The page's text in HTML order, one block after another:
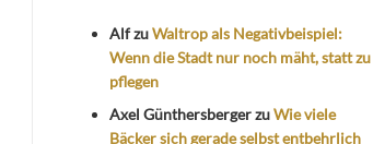
AlfzuWaltrop als Negativbeispiel:
Wenn die Stadt nur noch mäht, statt zu
pflegen
Axel GünthersbergerzuWie viele
Bäcker sich gerade selbst entbehrlich